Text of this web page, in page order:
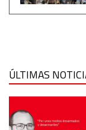
ÚLTIMAS